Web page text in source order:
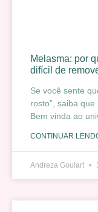
Melasma: por
difícil de
Se você sente
rosto”, saiba
Bem vinda ao
CONTINUAR
Andreza Goulart